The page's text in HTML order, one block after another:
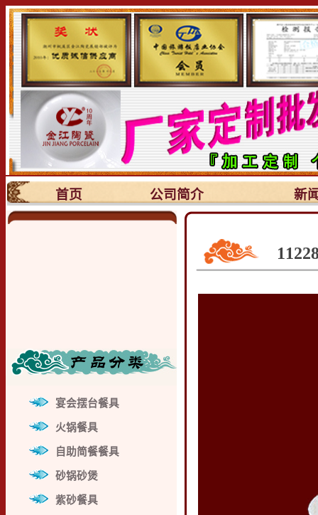
首页 公司简介 新
宴会摆台餐具
火锅餐具
自助简餐餐具
砂锅砂煲
紫砂餐具